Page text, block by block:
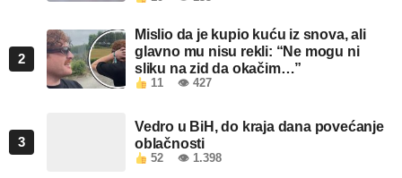
2
Mislio da je kupio kuću iz snova, ali
glavno mu nisu rekli: “Ne mogu ni
sliku na zid da okačim…”
11 👁 427
3
Vedro u BiH, do kraja dana povećanje
oblačnosti
52 👁 1.398